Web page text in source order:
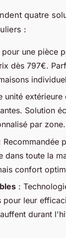
quatre
:
pour une pièce
dès 797€.
unité
Solution
par zone.
Recommandée
dans toute la
confort
:
pour leur
durant